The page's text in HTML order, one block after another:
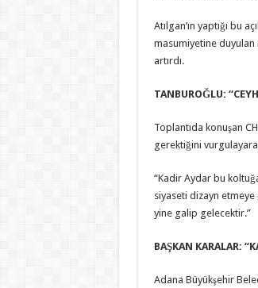
Atılgan’ın yaptığı bu
masumiyetine duyulan
artırdı.
TANBUROĞLU:
Toplantıda konuşan
gerektiğini
“Kadir Aydar bu
siyaseti dizayn etmeye
yine galip gelecektir.”
BAŞKAN KARALAR:
Adana Büyükşehir